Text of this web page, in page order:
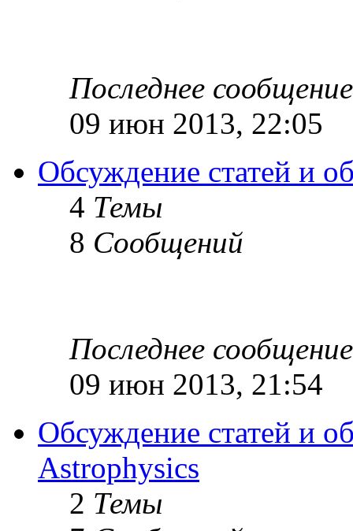
Последнее сообщение
09 июн 2013, 22:05
Обсуждение статей и
4 Темы
8 Сообщений
Последнее сообщение
09 июн 2013, 21:54
Обсуждение статей и
Astrophysics
2 Темы